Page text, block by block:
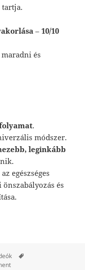
tartja.
–10/10
és
.
módszer.
leginkább
egészséges
és
on 25 módszer a